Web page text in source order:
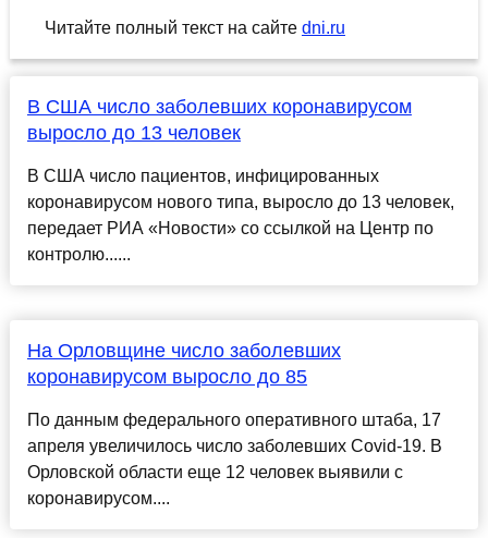
Читайте полный текст на сайте dni.ru
В США число заболевших коронавирусом
выросло до 13 человек
В США число пациентов, инфицированных
коронавирусом нового типа, выросло до 13 человек,
передает РИА «Новости» со ссылкой на Центр по
контролю......
На Орловщине число заболевших
коронавирусом выросло до 85
По данным федерального оперативного штаба, 17
апреля увеличилось число заболевших Covid-19. В
Орловской области еще 12 человек выявили с
коронавирусом....